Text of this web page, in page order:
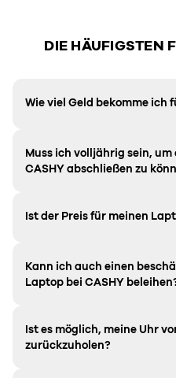
DIE HÄUFIGSTEN
Wie viel Geld bekomme ich
Muss ich volljährig sein,
CASHY abschließen zu
Ist der Preis für meinen
Kann ich auch einen
Laptop bei CASHY
Ist es möglich, meine Uhr
zurückzuholen?